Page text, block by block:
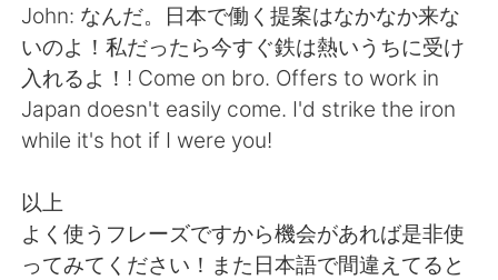
John: なんだ。日本で働く提案はなかなか来な
いのよ！私だったら今すぐ鉄は熱いうちに受け
入れるよ！! Come on bro. Offers to work in
Japan doesn't easily come. I'd strike the iron
while it's hot if I were you!
以上
よく使うフレーズですから機会があれば是非使
ってみてください！また日本語で間違えてると